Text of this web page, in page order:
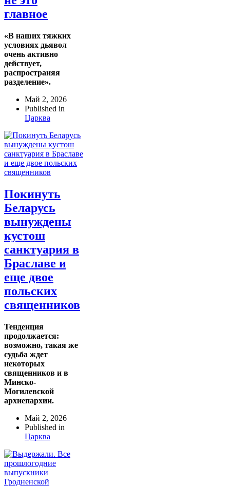
главное
«В наших тяжких
условиях дьявол
очень активно
действует,
распространяя
разделение».
Май 2, 2026
Published in
Царква
Покинуть
Беларусь
вынуждены
кустош
санктуария в
Браславе и
еще двое
польских
священников
Тенденция
продолжается:
возможно, такая же
судьба ждет
некоторых
священников и в
Минско-
Могилевской
архиепархии.
Май 2, 2026
Published in
Царква